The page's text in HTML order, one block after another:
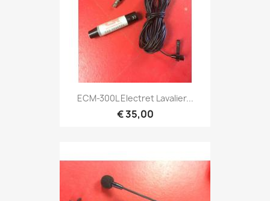
Snel bekijken
ECM-300L Electret Lavalier...
€ 35,00